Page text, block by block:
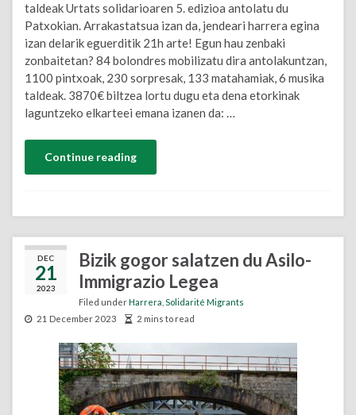
taldeak Urtats solidarioaren 5. edizioa antolatu du
Patxokian. Arrakastatsua izan da, jendeari harrera egina
izan delarik eguerditik 21h arte! Egun hau zenbaki
zonbaitetan? 84 bolondres mobilizatu dira antolakuntzan,
1100 pintxoak, 230 sorpresak, 133 matahamiak, 6 musika
taldeak. 3870€ biltzea lortu dugu eta dena etorkinak
laguntzeko elkarteei emana izanen da: …
Continue reading
DEC
21
2023
Bizik gogor salatzen du Asilo-
Immigrazio Legea
Filed underHarrera Solidarité Migrants
21 December 2023
2 mins to read